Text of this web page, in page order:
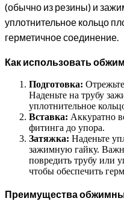
(обычно из резины) и
уплотнительное кольцо
герметичное соединение.
Как использовать
Подготовка:
Наденьте на трубу
уплотнительное
Вставка: Аккуратно
фитинга до упора.
Затяжка: Наденьте
зажимную гайку.
повредить трубу или
чтобы обеспечить
Преимущества